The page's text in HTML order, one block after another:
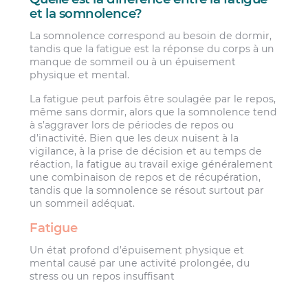
et la somnolence?
La somnolence correspond au besoin de dormir,
tandis que la fatigue est la réponse du corps à un
manque de sommeil ou à un épuisement
physique et mental.
La fatigue peut parfois être soulagée par le repos,
même sans dormir, alors que la somnolence tend
à s’aggraver lors de périodes de repos ou
d’inactivité. Bien que les deux nuisent à la
vigilance, à la prise de décision et au temps de
réaction, la fatigue au travail exige généralement
une combinaison de repos et de récupération,
tandis que la somnolence se résout surtout par
un sommeil adéquat.
Fatigue
Un état profond d’épuisement physique et
mental causé par une activité prolongée, du
stress ou un repos insuffisant